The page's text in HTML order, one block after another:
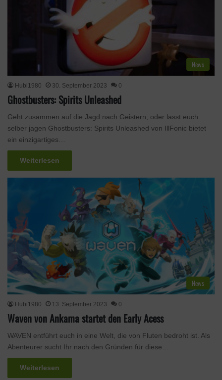
News
Hubi1980 30. September 2023 0
Ghostbusters: Spirits Unleashed
Geht zusammen auf die Jagd nach Geistern, oder lasst euch
selber jagen Ghostbusters: Spirits Unleashed von IllFonic bietet
ein einzigartiges…
Weiterlesen
News
Hubi1980 13. September 2023 0
Waven von Ankama startet den Early Acess
WAVEN entführt euch in eine Welt, die von Fluten bedroht ist. Als
Abenteurer sucht Ihr nach den Gründen für diese…
Weiterlesen